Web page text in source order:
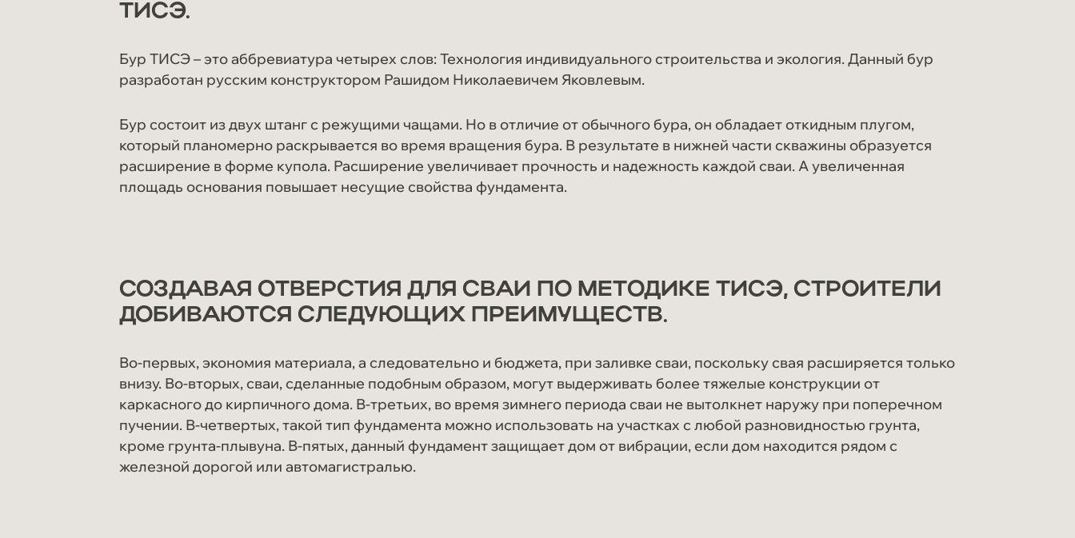
ТИСЭ.
Бур ТИСЭ – это аббревиатура четырех слов: Технология индивидуального строительства и экология. Данный бур
разработан русским конструктором Рашидом Николаевичем Яковлевым.
Бур состоит из двух штанг с режущими чащами. Но в отличие от обычного бура, он обладает откидным плугом,
который планомерно раскрывается во время вращения бура. В результате в нижней части скважины образуется
расширение в форме купола. Расширение увеличивает прочность и надежность каждой сваи. А увеличенная
площадь основания повышает несущие свойства фундамента.
СОЗДАВАЯ ОТВЕРСТИЯ ДЛЯ СВАИ ПО МЕТОДИКЕ ТИСЭ, СТРОИТЕЛИ
ДОБИВАЮТСЯ СЛЕДУЮЩИХ ПРЕИМУЩЕСТВ.
Во-первых, экономия материала, а следовательно и бюджета, при заливке сваи, поскольку свая расширяется только
внизу. Во-вторых, сваи, сделанные подобным образом, могут выдерживать более тяжелые конструкции от
каркасного до кирпичного дома. В-третьих, во время зимнего периода сваи не вытолкнет наружу при поперечном
пучении. В-четвертых, такой тип фундамента можно использовать на участках с любой разновидностью грунта,
кроме грунта-плывуна. В-пятых, данный фундамент защищает дом от вибрации, если дом находится рядом с
железной дорогой или автомагистралью.